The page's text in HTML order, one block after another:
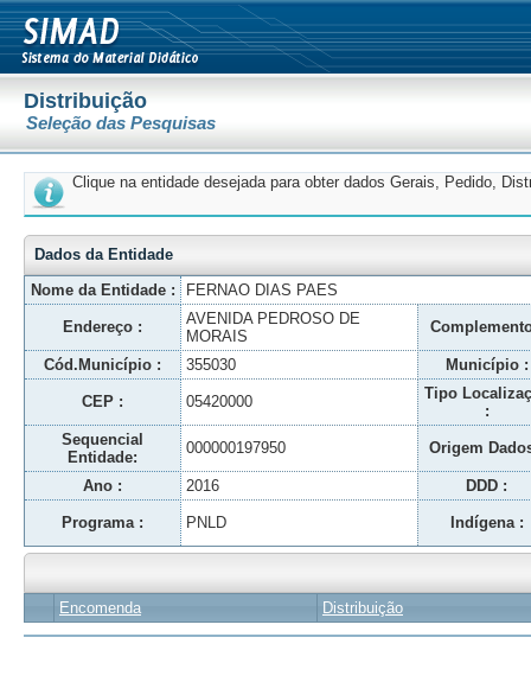
Distribuição
Seleção das Pesquisas
Clique na entidade desejada para obter dados Gerais, Pedido,
Dados da Entidade
Nome da Entidade :
FERNAO DIAS PAES
Endereço :
AVENIDA PEDROSO DE
MORAIS
Cód.Município : 355030 Município :
CEP : 05420000
Tipo
:
Sequencial
Entidade:
000000197950 Origem
Ano : 2016 DDD :
Programa : PNLD Indígena :
Encomenda Distribuição